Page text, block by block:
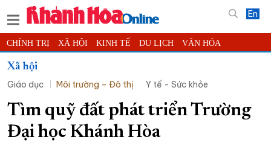
En
CHÍNH TRỊ XÃ HỘI KINH TẾ DU LỊCH VĂN HÓA
THỂ THAO
KHOA HỌC - CÔNG NGHỆ PHÁP LUẬT BẠN ĐỌC
THẾ GIỚI MULTIMEDIA VIDEO ĐỌC BÁO ONLINE
PODCAST THÔNG TIN - QUẢNG CÁO
Xã hội
Giáo dục
Môi trường – Đô thị Y tế - Sức khỏe
Tìm quỹ đất phát triển Trường
Đại học Khánh Hòa